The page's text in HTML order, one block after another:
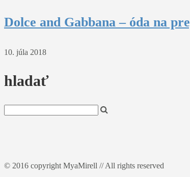
Dolce and Gabbana – óda na
10. júla 2018
hladať
© 2016 copyright MyaMirell // All rights reserved